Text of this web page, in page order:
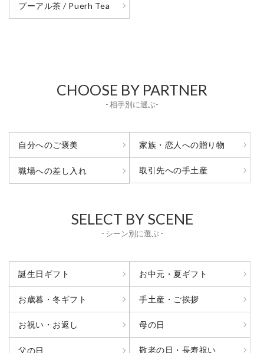
プーアル茶 / Puerh Tea
CHOOSE BY PARTNER
- 相手別に選ぶ-
自分へのご褒美 家族・恋人への贈り物
職場への差し入れ 取引先への手土産
SELECT BY SCENE
- シーン別に選ぶ -
誕生日ギフト お中元・夏ギフト
お歳暮・冬ギフト 手土産・ご挨拶
お祝い・お返し 母の日
父の日 敬老の日・長寿祝い